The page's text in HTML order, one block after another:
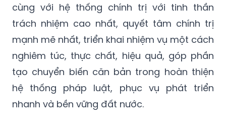
cùng với hệ thống chính trị với tinh thần
trách nhiệm cao nhất, quyết tâm chính trị
mạnh mẽ nhất, triển khai nhiệm vụ một cách
nghiêm túc, thực chất, hiệu quả, góp phần
tạo chuyển biến căn bản trong hoàn thiện
hệ thống pháp luật, phục vụ phát triển
nhanh và bền vững đất nước.